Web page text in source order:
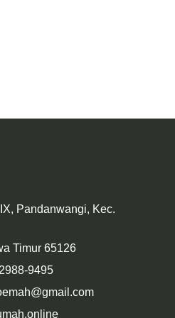
Pandanwangi, Kec.
Timur 65126
9495